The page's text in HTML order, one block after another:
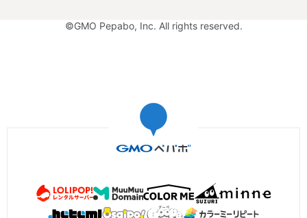
©GMO Pepabo, Inc. All rights reserved.